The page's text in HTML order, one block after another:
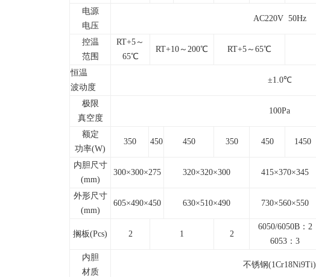
电源
电压
AC220V 50Hz
控温
范围
RT+5～
65℃
RT+10～200℃ RT+5～65℃
恒温
波动度
±1.0℃
极限
真空度
100Pa
额定
功率(W)
350 450 450 350 450 1450
内胆尺寸
(mm)
300×300×275 320×320×300 415×370×345
外形尺寸
(mm)
605×490×450 630×510×490 730×560×550
搁板(Pcs) 2 1 2
6050/6050B：2
6053：3
内胆
材质
不锈钢(1Cr18Ni9Ti)